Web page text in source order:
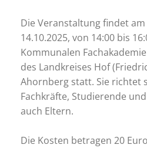
Die Veranstaltung findet
14.10.2025, von 14:00 bis
Kommunalen
des Landkreises Hof
Ahornberg statt. Sie richtet
Fachkräfte, Studierende
auch Eltern.
Die Kosten betragen 20